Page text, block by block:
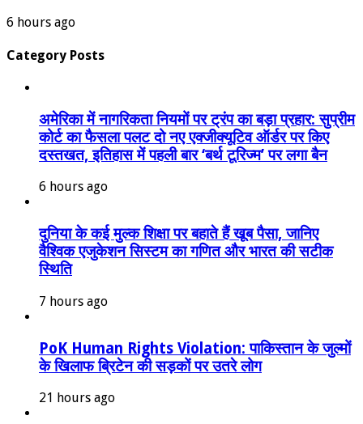
6 hours ago
Category Posts
अमेरिका में नागरिकता नियमों पर ट्रंप का बड़ा प्रहार: सुप्रीम
कोर्ट का फैसला पलट दो नए एक्जीक्यूटिव ऑर्डर पर किए
दस्तखत, इतिहास में पहली बार ‘बर्थ टूरिज्म’ पर लगा बैन
6 hours ago
दुनिया के कई मुल्क शिक्षा पर बहाते हैं खूब पैसा, जानिए
वैश्विक एजुकेशन सिस्टम का गणित और भारत की सटीक
स्थिति
7 hours ago
PoK Human Rights Violation: पाकिस्तान के जुल्मों
के खिलाफ ब्रिटेन की सड़कों पर उतरे लोग
21 hours ago